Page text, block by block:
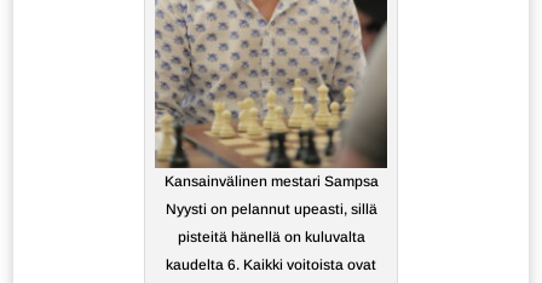
Kansainvälinen mestari Sampsa
Nyysti on pelannut upeasti, sillä
pisteitä hänellä on kuluvalta
kaudelta 6. Kaikki voitoista ovat